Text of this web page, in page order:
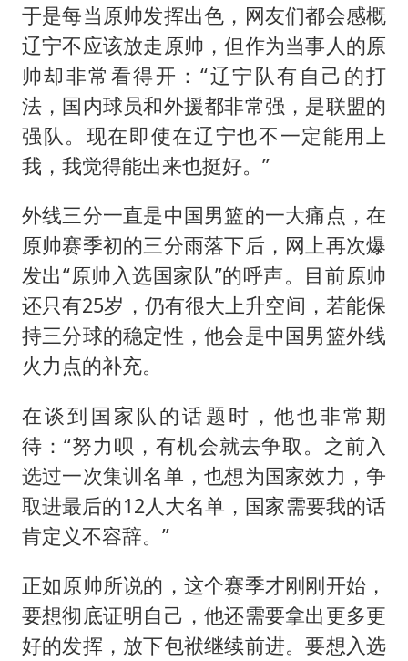
于是每当原帅发挥出色，网友们都会感概
辽宁不应该放走原帅，但作为当事人的原
帅却非常看得开：“辽宁队有自己的打
法，国内球员和外援都非常强，是联盟的
强队。现在即使在辽宁也不一定能用上
我，我觉得能出来也挺好。”
外线三分一直是中国男篮的一大痛点，在
原帅赛季初的三分雨落下后，网上再次爆
发出“原帅入选国家队”的呼声。目前原帅
还只有25岁，仍有很大上升空间，若能保
持三分球的稳定性，他会是中国男篮外线
火力点的补充。
在谈到国家队的话题时，他也非常期
待：“努力呗，有机会就去争取。之前入
选过一次集训名单，也想为国家效力，争
取进最后的12人大名单，国家需要我的话
肯定义不容辞。”
正如原帅所说的，这个赛季才刚刚开始，
要想彻底证明自己，他还需要拿出更多更
好的发挥，放下包袱继续前进。要想入选